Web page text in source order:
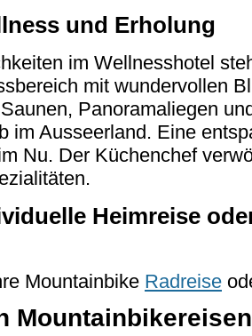
und Erholung
im Wellnesshotel
mit wundervollen
Panoramaliegen
im Ausseerland. Eine
Nu. Der Küchenchef
Heimreise
Mountainbike Radreise